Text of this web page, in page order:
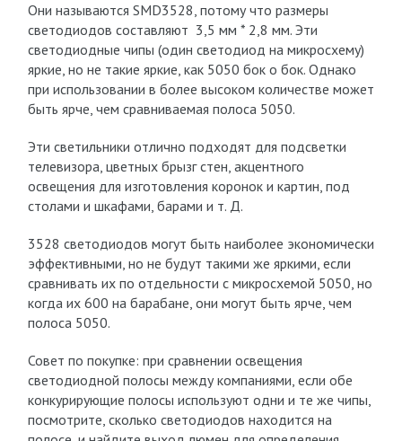
Они называются SMD3528, потому что размеры
светодиодов составляют 3,5 мм * 2,8 мм. Эти
светодиодные чипы (один светодиод на микросхему)
яркие, но не такие яркие, как 5050 бок о бок. Однако
при использовании в более высоком количестве может
быть ярче, чем сравниваемая полоса 5050.
Эти светильники отлично подходят для подсветки
телевизора, цветных брызг стен, акцентного
освещения для изготовления коронок и картин, под
столами и шкафами, барами и т. Д.
3528 светодиодов могут быть наиболее экономически
эффективными, но не будут такими же яркими, если
сравнивать их по отдельности с микросхемой 5050, но
когда их 600 на барабане, они могут быть ярче, чем
полоса 5050.
Совет по покупке: при сравнении освещения
светодиодной полосы между компаниями, если обе
конкурирующие полосы используют одни и те же чипы,
посмотрите, сколько светодиодов находится на